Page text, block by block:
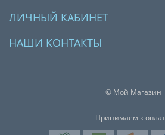
ЛИЧНЫЙ КАБИНЕТ
НАШИ КОНТАКТЫ
© Мой Магазин
Принимаем к